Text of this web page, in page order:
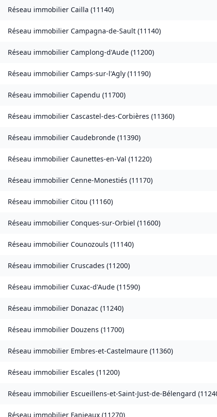
Réseau immobilier Cailla (11140)
Réseau immobilier Campagna-de-Sault (11140)
Réseau immobilier Camplong-d'Aude (11200)
Réseau immobilier Camps-sur-l'Agly (11190)
Réseau immobilier Capendu (11700)
Réseau immobilier Cascastel-des-Corbières (11360)
Réseau immobilier Caudebronde (11390)
Réseau immobilier Caunettes-en-Val (11220)
Réseau immobilier Cenne-Monestiés (11170)
Réseau immobilier Citou (11160)
Réseau immobilier Conques-sur-Orbiel (11600)
Réseau immobilier Counozouls (11140)
Réseau immobilier Cruscades (11200)
Réseau immobilier Cuxac-d'Aude (11590)
Réseau immobilier Donazac (11240)
Réseau immobilier Douzens (11700)
Réseau immobilier Embres-et-Castelmaure (11360)
Réseau immobilier Escales (11200)
Réseau immobilier Escueillens-et-Saint-Just-de-Bélengard (
Réseau immobilier Fanjeaux (11270)